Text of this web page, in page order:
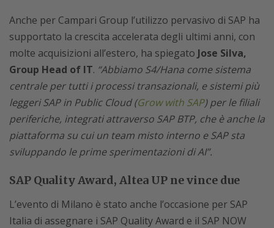
Anche per Campari Group l’utilizzo pervasivo di SAP ha
supportato la crescita accelerata degli ultimi anni, con
molte acquisizioni all’estero, ha spiegato Jose Silva,
Group Head of IT. “Abbiamo S4/Hana come sistema
centrale per tutti i processi transazionali, e sistemi più
leggeri SAP in Public Cloud (Grow with SAP) per le filiali
periferiche, integrati attraverso SAP BTP, che è anche la
piattaforma su cui un team misto interno e SAP sta
sviluppando le prime sperimentazioni di AI”.
SAP Quality Award, Altea UP ne vince due
L’evento di Milano è stato anche l’occasione per SAP
Italia di assegnare i SAP Quality Award e il SAP NOW